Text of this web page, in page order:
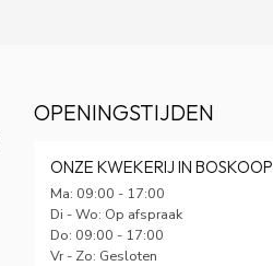
OPENINGSTIJDEN
ONZE KWEKERIJ IN BOSKOOP
Ma: 09:00 - 17:00
Di - Wo: Op afspraak
Do: 09:00 - 17:00
Vr - Zo: Gesloten